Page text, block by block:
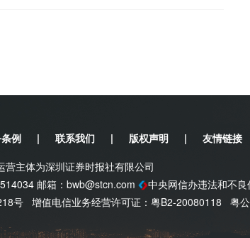
例 | 联系我们 | 版权声明 |
友情链接
营主体为深圳证券时报社有限公司
邮箱： bwb@stcn.com
中央网信办违法和不
号 增值电信业务经营许可证：粤B2-20080118 粤